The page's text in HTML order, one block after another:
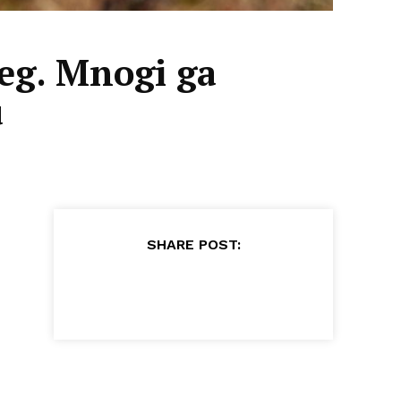
Mnogi ga
SHARE POST: